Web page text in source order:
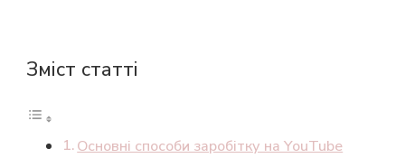
Зміст статті
Основні способи заробітку на YouTube